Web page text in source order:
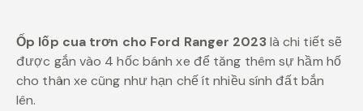
Ốp lốp cua trơn cho Ford Ranger 2023là chi tiết sẽ
được gắn vào 4 hốc bánh xe để tăng thêm sự hầm hố
cho thân xe cũng như hạn chế ít nhiều sính đất bắn
lên.